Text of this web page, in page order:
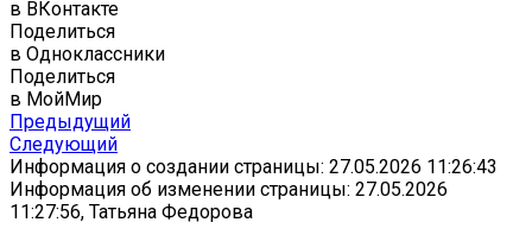
в ВКонтакте
Поделиться
в Одноклассники
Поделиться
в МойМир
Предыдущий
Следующий
Информация о создании страницы: 27.05.2026 11:26:43
Информация об изменении страницы: 27.05.2026
11:27:56, Татьяна Федорова